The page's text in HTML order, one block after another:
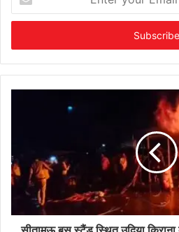
your
Email